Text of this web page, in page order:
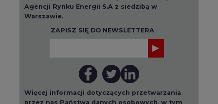
Więcej informacji dotyczących przetwarzania
przez nas Państwa danych osobowych, w tym
informacje o przysługujących Państwu
prawach, znajduje się w polityce prywatności.